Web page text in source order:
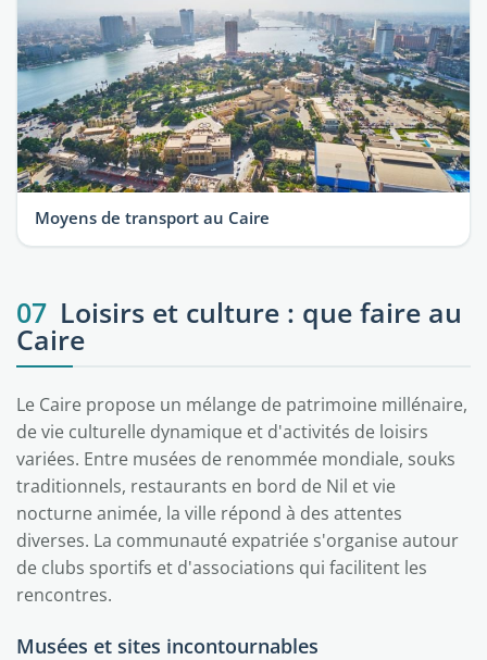
Moyens de transport au Caire
07 Loisirs et culture : que faire au
Caire
Le Caire propose un mélange de patrimoine millénaire,
de vie culturelle dynamique et d'activités de loisirs
variées. Entre musées de renommée mondiale, souks
traditionnels, restaurants en bord de Nil et vie
nocturne animée, la ville répond à des attentes
diverses. La communauté expatriée s'organise autour
de clubs sportifs et d'associations qui facilitent les
rencontres.
Musées et sites incontournables